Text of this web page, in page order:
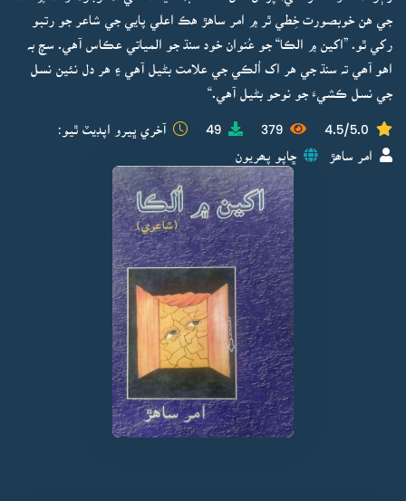
جي هن خوبصورت خِطي ٿر ۾ امر ساهڙ هڪ اعلي پايي جي شاعر جو رتبو
رکي ٿو. ”اکين ۾ الڪا“ جو عُنوان خود سنڌ جو المياتي عڪاس آهي. سچ بہ
اهو آھي تہ سنڌ جي هر اک اُلڪي جي علامت بڻيل آهي ۽ هر دل نئين نسل
جي نسل ڪشيءَ جو نوحو بڻيل آهي.“
4.5/5.0
379
49 آخري ڀيرو اپڊيٽ ٿيو:
امر ساھڙ ڇاپو پھريون